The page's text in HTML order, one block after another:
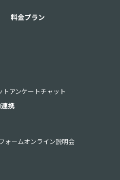
料金プラン
トアンケートチャット
携
ォームオンライン説明会